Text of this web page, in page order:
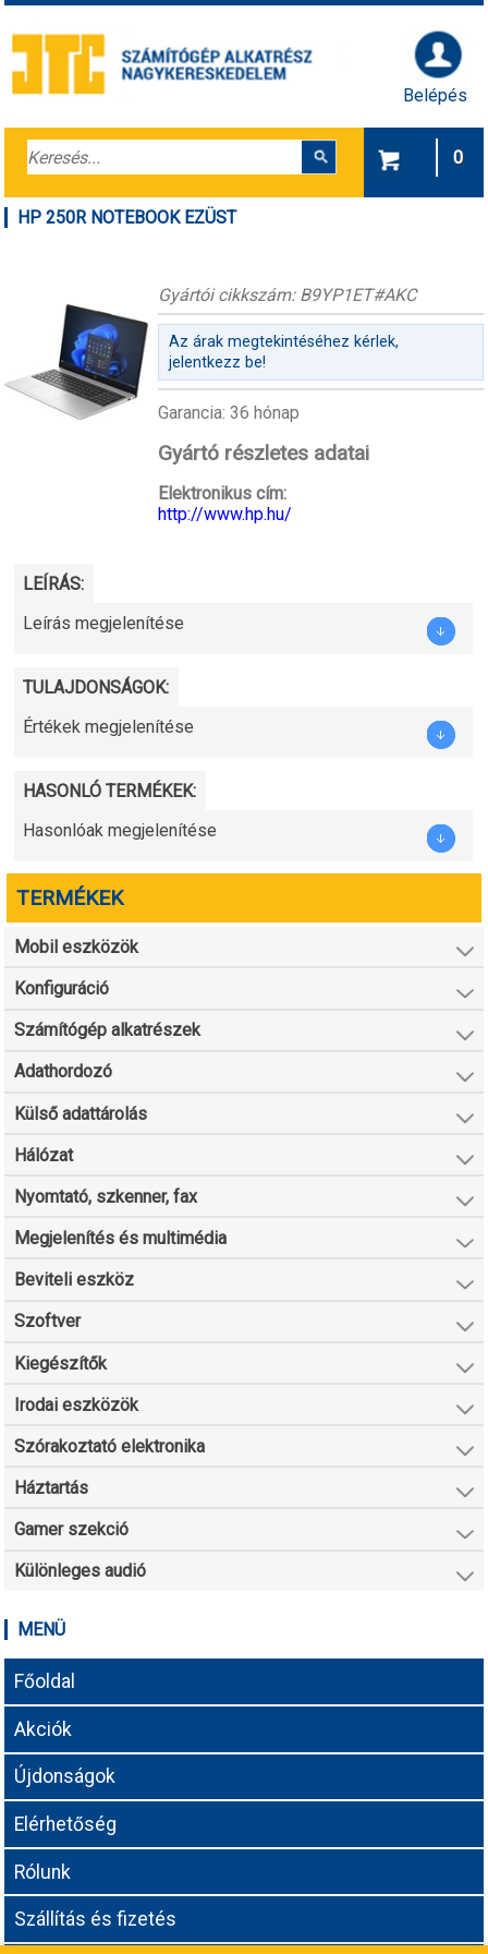
Belépés
0
HP 250R NOTEBOOK EZÜST
Gyártói cikkszám: B9YP1ET#AKC
Az árak megtekintéséhez kérlek,
jelentkezz be!
Garancia: 36 hónap
Gyártó részletes adatai
Elektronikus cím:
http://www.hp.hu/
LEÍRÁS:
Leírás megjelenítése
TULAJDONSÁGOK:
Értékek megjelenítése
HASONLÓ TERMÉKEK:
Hasonlóak megjelenítése
TERMÉKEK
Mobil eszközök
Konfiguráció
Számítógép alkatrészek
Adathordozó
Külső adattárolás
Hálózat
Nyomtató, szkenner, fax
Megjelenítés és multimédia
Beviteli eszköz
Szoftver
Kiegészítők
Irodai eszközök
Szórakoztató elektronika
Háztartás
Gamer szekció
Különleges audió
MENÜ
Főoldal
Akciók
Újdonságok
Elérhetőség
Rólunk
Szállítás és fizetés